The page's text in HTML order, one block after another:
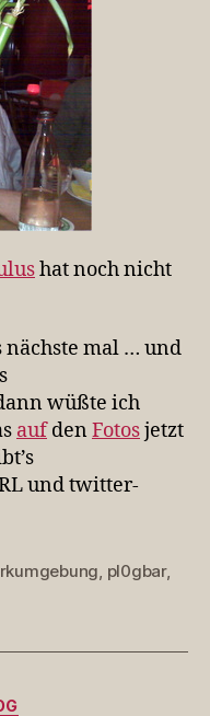
hat noch nicht
nächste mal … und
wüßte ich
aufden Fotosjetzt
und twitter-
, pl0gbar,